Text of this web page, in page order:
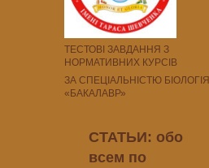
ТЕСТОВІ ЗАВДАННЯ З
НОРМАТИВНИХ КУРСІВ
ЗА СПЕЦІАЛЬНІСТЮ БІОЛОГІЯ
«БАКАЛАВР»
СТАТЬИ: обо
всем по